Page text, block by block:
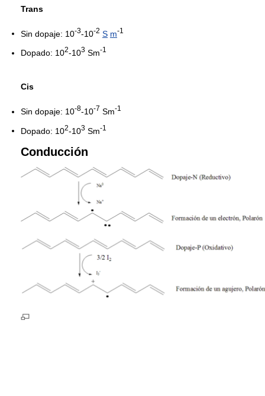
Trans
Sin dopaje: 10-3-10-2 S m-1
Dopado: 102-103 Sm-1
Cis
Sin dopaje: 10-8-10-7 Sm-1
Dopado: 102-103 Sm-1
Conducción